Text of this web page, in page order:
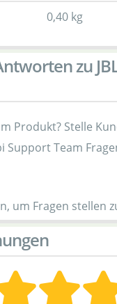
0,40 kg
zu
Produkt? Stelle
Support Team
um Fragen stellen